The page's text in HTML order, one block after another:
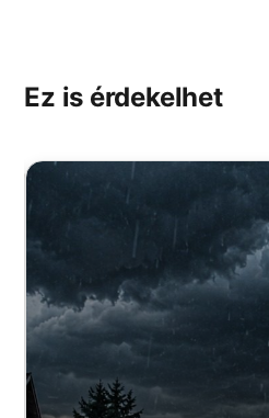
Ez is érdekelhet